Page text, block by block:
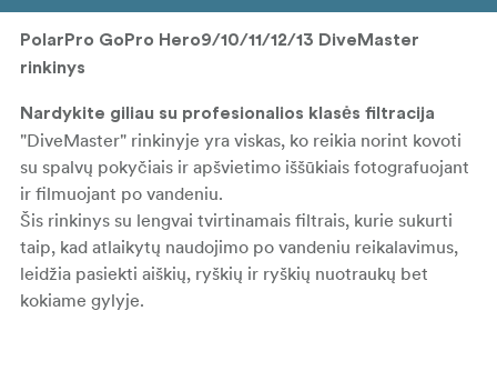
PolarPro GoPro Hero9/10/11/12/13 DiveMaster
rinkinys
Nardykite giliau su profesionalios klasės filtracija
"DiveMaster" rinkinyje yra viskas, ko reikia norint kovoti
su spalvų pokyčiais ir apšvietimo iššūkiais fotografuojant
ir filmuojant po vandeniu.
Šis rinkinys su lengvai tvirtinamais filtrais, kurie sukurti
taip, kad atlaikytų naudojimo po vandeniu reikalavimus,
leidžia pasiekti aiškių, ryškių ir ryškių nuotraukų bet
kokiame gylyje.